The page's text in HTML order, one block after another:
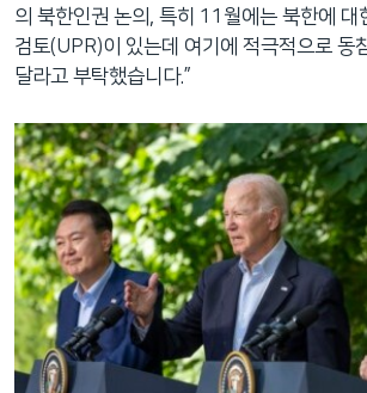
의 북한인권 논의, 특히 11월에는 북한에 대
검토(UPR)이 있는데 여기에 적극적으로 동
달라고 부탁했습니다.”